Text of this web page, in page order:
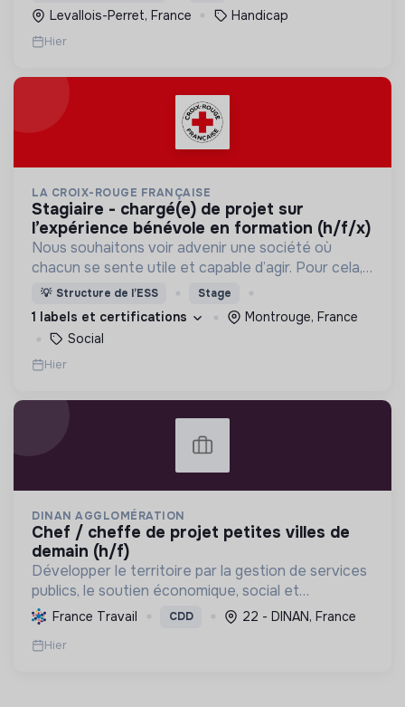
Levallois-Perret, France Handicap
Hier
LA CROIX-ROUGE FRANÇAISE
stagiaire - chargé(e) de projet sur
l’expérience bénévole en formation (h/f/x)
Nous souhaitons voir advenir une société où
chacun se sente utile et capable d’agir. Pour cela,
nous proposons des moyens et des lieux
d’engagement innovants et adaptés à tous.
💡 Structure de l’ESS Stage
1 labels et certifications
Montrouge, France
Social
Hier
DINAN AGGLOMÉRATION
chef / cheffe de projet petites villes de
demain (h/f)
Développer le territoire par la gestion de services
publics, le soutien économique, social et
écologique, et la revitalisation des villes pour une
meilleure qualité de vie et un avenir durable.
France Travail CDD 22 - DINAN, France
Hier